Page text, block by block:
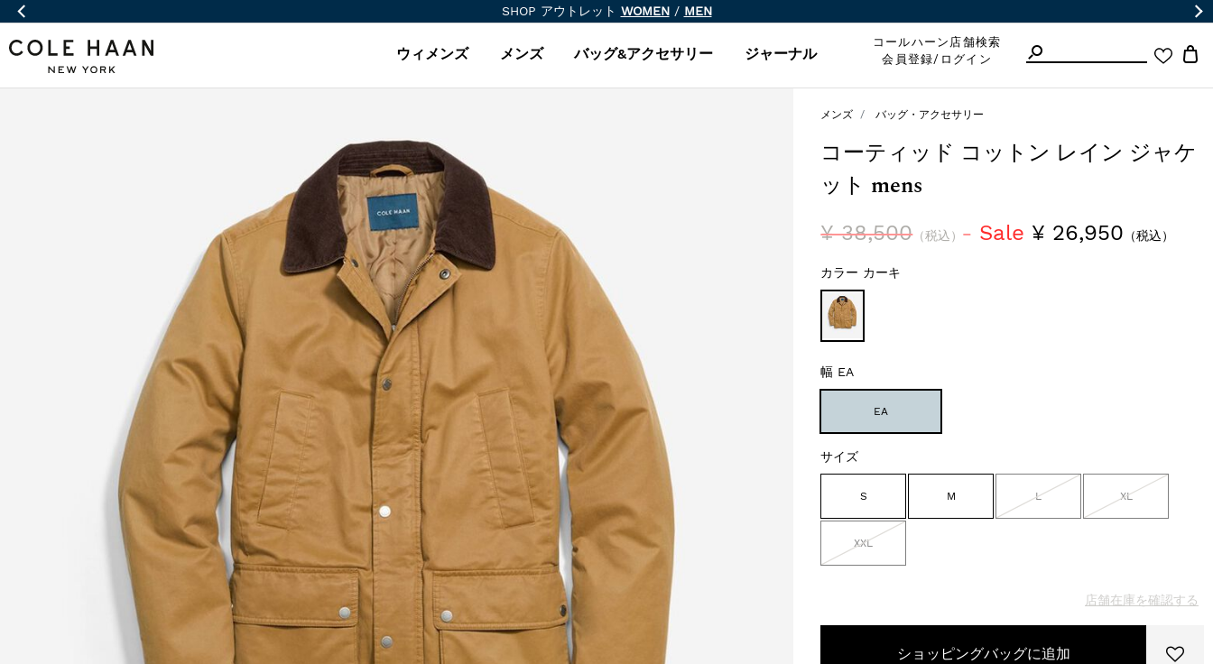
SHOP アウトレット WOMEN/ MEN
ウィメンズ メンズ バッグ&アクセサリー ジャーナル
コールハーン店舗検索
会員登録/ログイン
メンズ バッグ・アクセサリー
コーティッド コットン レイン ジャケ
ット mens
¥ 38,500（税込） Sale ¥ 26,950 （税込）
カラー カーキ
幅 EA
EA
サイズ
S M L XL
XXL
店舗在庫を確認する
ショッピングバッグに追加